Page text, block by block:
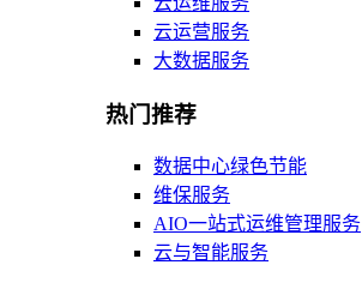
云运营服务
大数据服务
热门推荐
数据中心绿色节能
维保服务
AIO一站式运维管理服务
云与智能服务